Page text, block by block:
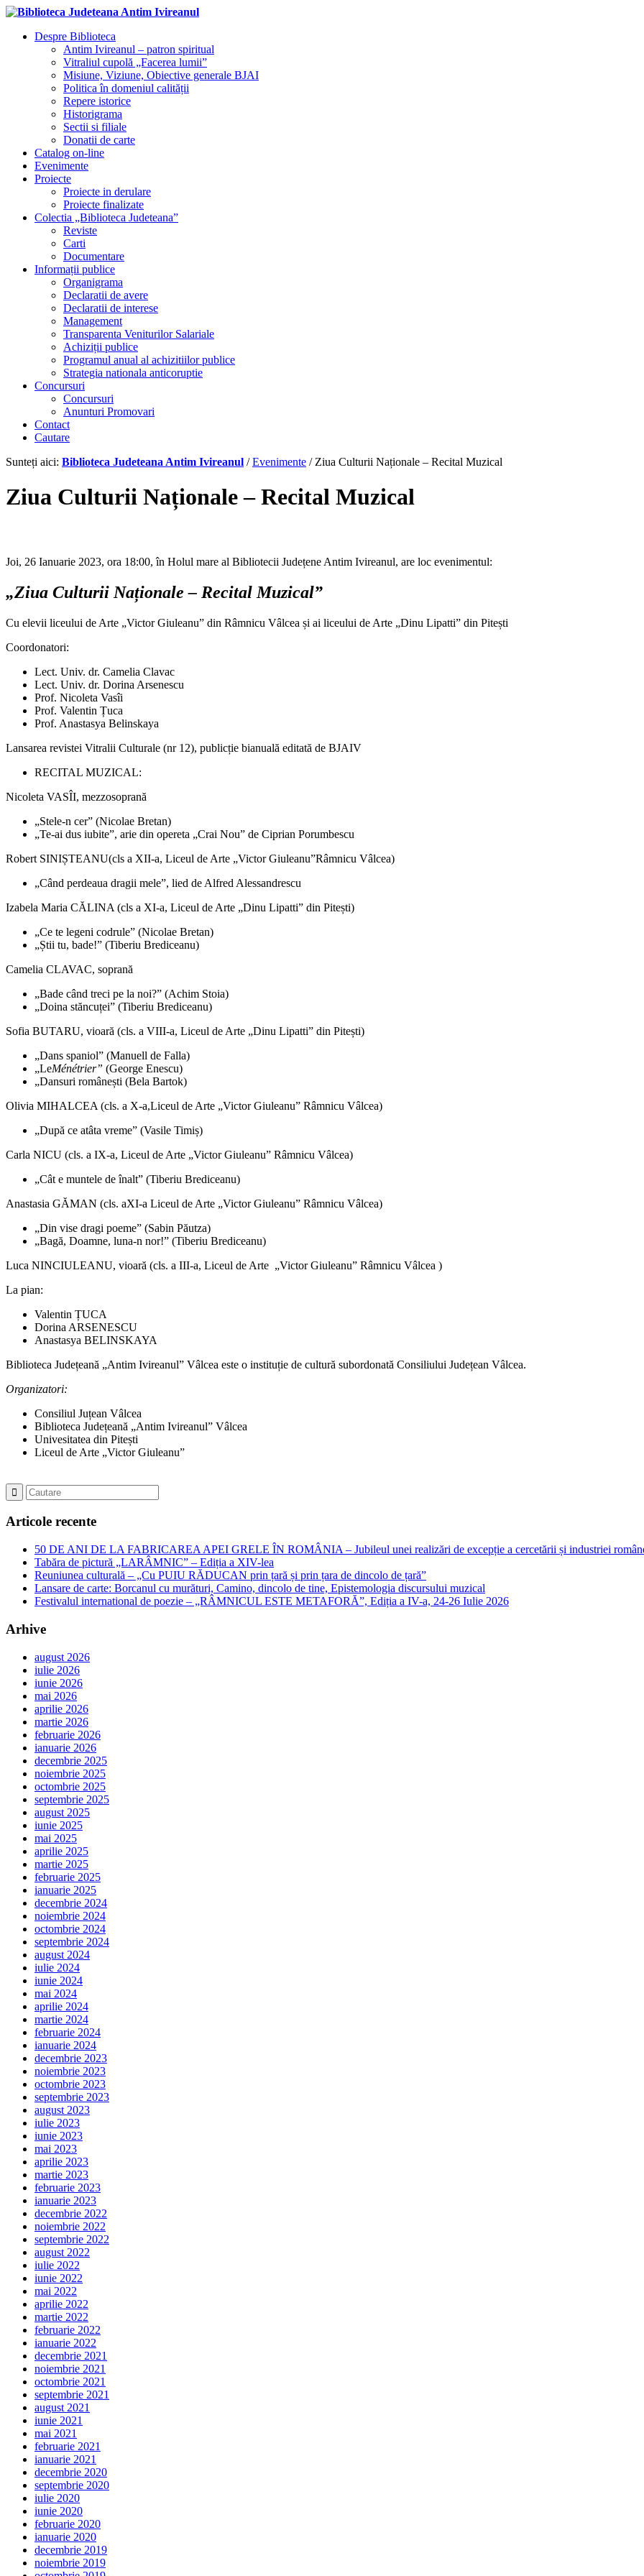
Despre Biblioteca
Antim Ivireanul – patron spiritual
Vitraliul cupolă „Facerea lumii”
Misiune, Viziune, Obiective generale BJAI
Politica în domeniul calității
Repere istorice
Historigrama
Sectii si filiale
Donatii de carte
Catalog on-line
Evenimente
Proiecte
Proiecte in derulare
Proiecte finalizate
Colectia „Biblioteca Judeteana”
Reviste
Carti
Documentare
Informații publice
Organigrama
Declaratii de avere
Declaratii de interese
Management
Transparenta Veniturilor Salariale
Achiziții publice
Programul anual al achizitiilor publice
Strategia nationala anticoruptie
Concursuri
Concursuri
Anunturi Promovari
Contact
Cautare
Sunteți aici: Biblioteca Judeteana Antim Ivireanul / Evenimente / Ziua Culturii Naționale – Recital Muzical
Ziua Culturii Naționale – Recital Muzical
Joi, 26 Ianuarie 2023, ora 18:00, în Holul mare al Bibliotecii Județene Antim Ivireanul, are loc evenimentul:
„Ziua Culturii Naționale – Recital Muzical”
Cu elevii liceului de Arte „Victor Giuleanu” din Râmnicu Vâlcea și ai liceului de Arte „Dinu Lipatti” din Pitești
Coordonatori:
Lect. Univ. dr. Camelia Clavac
Lect. Univ. dr. Dorina Arsenescu
Prof. Nicoleta Vasîi
Prof. Valentin Țuca
Prof. Anastasya Belinskaya
Lansarea revistei Vitralii Culturale (nr 12), publicție bianuală editată de BJAIV
RECITAL MUZICAL:
Nicoleta VASÎI, mezzosoprană
„Stele-n cer” (Nicolae Bretan)
„Te-ai dus iubite”, arie din opereta „Crai Nou” de Ciprian Porumbescu
Robert SINIȘTEANU(cls a XII-a, Liceul de Arte „Victor Giuleanu”Râmnicu Vâlcea)
„Când perdeaua dragii mele”, lied de Alfred Alessandrescu
Izabela Maria CĂLINA (cls a XI-a, Liceul de Arte „Dinu Lipatti” din Pitești)
„Ce te legeni codrule” (Nicolae Bretan)
„Știi tu, bade!” (Tiberiu Brediceanu)
Camelia CLAVAC, soprană
„Bade când treci pe la noi?” (Achim Stoia)
„Doina stăncuței” (Tiberiu Brediceanu)
Sofia BUTARU, vioară (cls. a VIII-a, Liceul de Arte „Dinu Lipatti” din Pitești)
„Dans spaniol” (Manuell de Falla)
„LeMénétrier” (George Enescu)
„Dansuri românești (Bela Bartok)
Olivia MIHALCEA (cls. a X-a,Liceul de Arte „Victor Giuleanu” Râmnicu Vâlcea)
„După ce atâta vreme” (Vasile Timiș)
Carla NICU (cls. a IX-a, Liceul de Arte „Victor Giuleanu” Râmnicu Vâlcea)
„Cât e muntele de înalt” (Tiberiu Brediceanu)
Anastasia GĂMAN (cls. aXI-a Liceul de Arte „Victor Giuleanu” Râmnicu Vâlcea)
„Din vise dragi poeme” (Sabin Păutza)
„Bagă, Doamne, luna-n nor!” (Tiberiu Brediceanu)
Luca NINCIULEANU, vioară (cls. a III-a, Liceul de Arte „Victor Giuleanu” Râmnicu Vâlcea )
La pian:
Valentin ȚUCA
Dorina ARSENESCU
Anastasya BELINSKAYA
Biblioteca Județeană „Antim Ivireanul” Vâlcea este o instituție de cultură subordonată Consiliului Județean Vâlcea.
Organizatori:
Consiliul Juțean Vâlcea
Biblioteca Județeană „Antim Ivireanul” Vâlcea
Univesitatea din Pitești
Liceul de Arte „Victor Giuleanu”
Articole recente
50 DE ANI DE LA FABRICAREA APEI GRELE ÎN ROMÂNIA – Jubileul unei realizări de excepție a cercetării și industriei
Tabăra de pictură „LARÂMNIC” – Ediția a XIV-lea
Reuniunea culturală – „Cu PUIU RĂDUCAN prin țară și prin țara de dincolo de țară”
Lansare de carte: Borcanul cu murături, Camino, dincolo de tine, Epistemologia discursului muzical
Festivalul international de poezie – „RÂMNICUL ESTE METAFORĂ”, Ediția a IV-a, 24-26 Iulie 2026
Arhive
august 2026
iulie 2026
iunie 2026
mai 2026
aprilie 2026
martie 2026
februarie 2026
ianuarie 2026
decembrie 2025
noiembrie 2025
octombrie 2025
septembrie 2025
august 2025
iunie 2025
mai 2025
aprilie 2025
martie 2025
februarie 2025
ianuarie 2025
decembrie 2024
noiembrie 2024
octombrie 2024
septembrie 2024
august 2024
iulie 2024
iunie 2024
mai 2024
aprilie 2024
martie 2024
februarie 2024
ianuarie 2024
decembrie 2023
noiembrie 2023
octombrie 2023
septembrie 2023
august 2023
iulie 2023
iunie 2023
mai 2023
aprilie 2023
martie 2023
februarie 2023
ianuarie 2023
decembrie 2022
noiembrie 2022
septembrie 2022
august 2022
iulie 2022
iunie 2022
mai 2022
aprilie 2022
martie 2022
februarie 2022
ianuarie 2022
decembrie 2021
noiembrie 2021
octombrie 2021
septembrie 2021
august 2021
iunie 2021
mai 2021
februarie 2021
ianuarie 2021
decembrie 2020
septembrie 2020
iulie 2020
iunie 2020
februarie 2020
ianuarie 2020
decembrie 2019
noiembrie 2019